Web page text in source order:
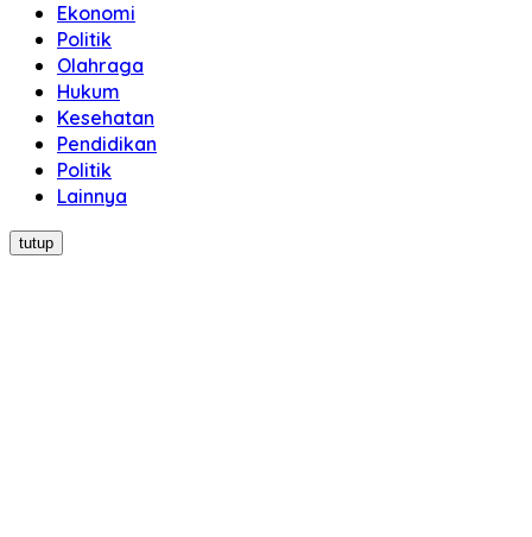
Ekonomi
Politik
Olahraga
Hukum
Kesehatan
Pendidikan
Politik
Lainnya
tutup